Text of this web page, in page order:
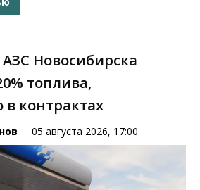
Новосибирска
топлива,
в контрактах
05 августа 2026, 17:00